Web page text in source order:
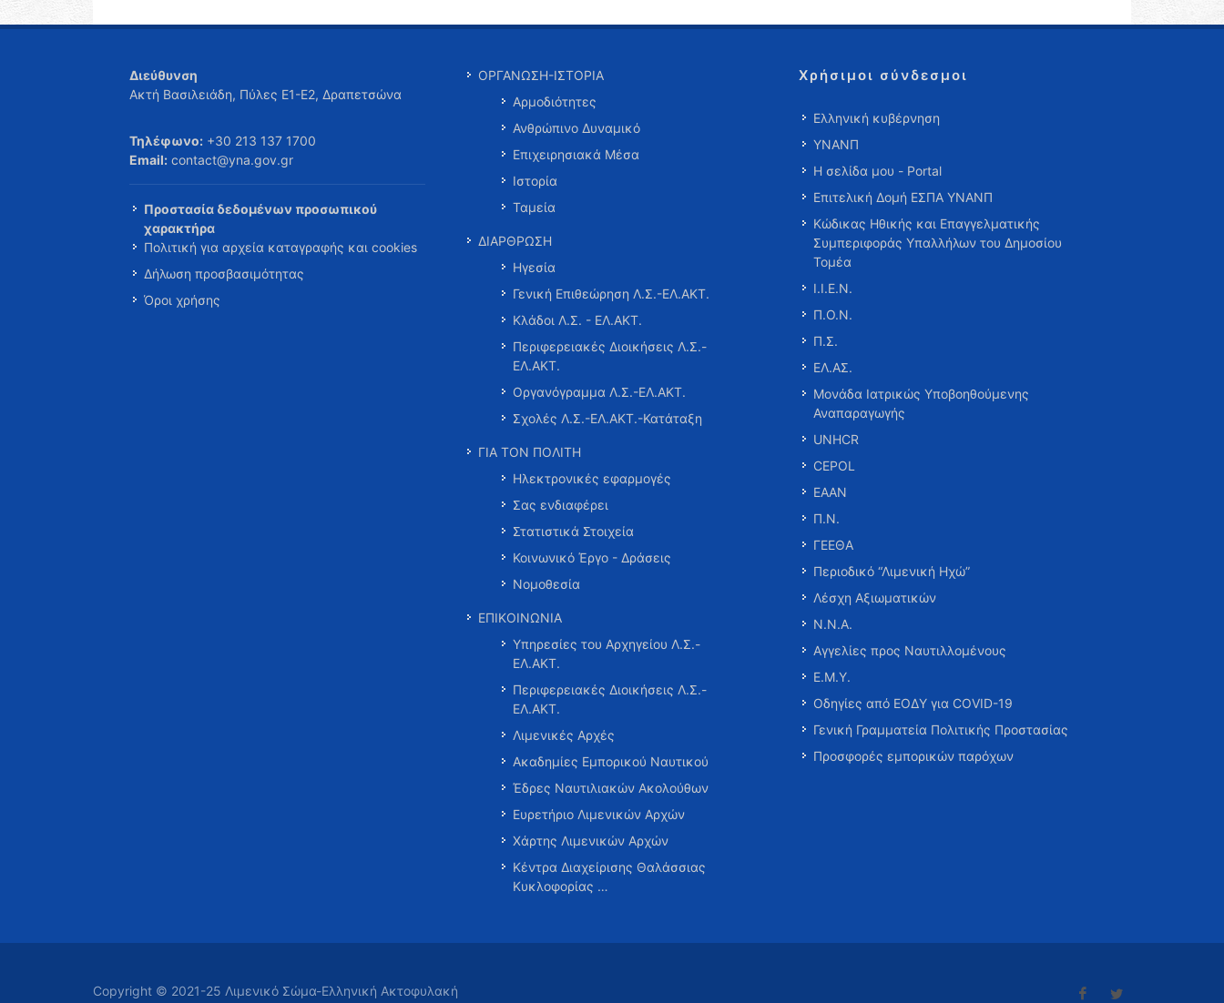
Διεύθυνση
Ακτή Βασιλειάδη, Πύλες Ε1-Ε2, Δραπετσώνα
Τηλέφωνο: +30 213 137 1700
Email: contact@yna.gov.gr
Προστασία δεδομένων προσωπικού
χαρακτήρα
Πολιτική για αρχεία καταγραφής και cookies
Δήλωση προσβασιμότητας
Όροι χρήσης
ΟΡΓΑΝΩΣΗ-ΙΣΤΟΡΙΑ
Αρμοδιότητες
Ανθρώπινο Δυναμικό
Επιχειρησιακά Μέσα
Ιστορία
Ταμεία
ΔΙΑΡΘΡΩΣΗ
Ηγεσία
Γενική Επιθεώρηση Λ.Σ.-ΕΛ.ΑΚΤ.
Κλάδοι Λ.Σ. - ΕΛ.ΑΚΤ.
Περιφερειακές Διοικήσεις Λ.Σ.-
ΕΛ.ΑΚΤ.
Οργανόγραμμα Λ.Σ.-ΕΛ.ΑΚΤ.
Σχολές Λ.Σ.-ΕΛ.ΑΚΤ.-Κατάταξη
ΓΙΑ ΤΟΝ ΠΟΛΙΤΗ
Ηλεκτρονικές εφαρμογές
Σας ενδιαφέρει
Στατιστικά Στοιχεία
Κοινωνικό Έργο - Δράσεις
Νομοθεσία
ΕΠΙΚΟΙΝΩΝΙΑ
Υπηρεσίες του Αρχηγείου Λ.Σ.-
ΕΛ.ΑΚΤ.
Περιφερειακές Διοικήσεις Λ.Σ.-
ΕΛ.ΑΚΤ.
Λιμενικές Αρχές
Ακαδημίες Εμπορικού Ναυτικού
Έδρες Ναυτιλιακών Ακολούθων
Ευρετήριο Λιμενικών Αρχών
Χάρτης Λιμενικών Αρχών
Κέντρα Διαχείρισης Θαλάσσιας
Κυκλοφορίας …
Χρήσιμοι σύνδεσμοι
Ελληνική κυβέρνηση
ΥΝΑΝΠ
Η σελίδα μου - Portal
Επιτελική Δομή ΕΣΠΑ ΥΝΑΝΠ
Κώδικας Ηθικής και Επαγγελματικής
Συμπεριφοράς Υπαλλήλων του Δημοσίου
Τομέα
Ι.Ι.Ε.Ν.
Π.Ο.Ν.
Π.Σ.
ΕΛ.ΑΣ.
Μονάδα Ιατρικώς Υποβοηθούμενης
Αναπαραγωγής
UNHCR
CEPOL
ΕΑΑΝ
Π.Ν.
ΓΕΕΘΑ
Περιοδικό “Λιμενική Ηχώ”
Λέσχη Αξιωματικών
Ν.Ν.Α.
Αγγελίες προς Ναυτιλλομένους
Ε.Μ.Υ.
Οδηγίες από ΕΟΔΥ για COVID-19
Γενική Γραμματεία Πολιτικής Προστασίας
Προσφορές εμπορικών παρόχων
Copyright © 2021-25 Λιμενικό Σώμα-Ελληνική Ακτοφυλακή